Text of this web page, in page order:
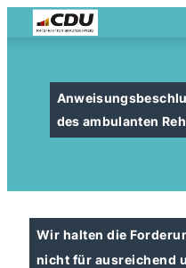
des ambulanten
Wir halten die
nicht für ausreichend